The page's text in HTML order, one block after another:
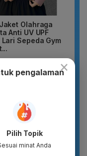
Olahraga
Anti UV UPF
Lari Sepeda Gym
×
pengalaman
Pilih Topik
minat Anda